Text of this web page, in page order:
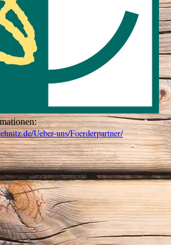
Ueber-uns/Foerderpartner/